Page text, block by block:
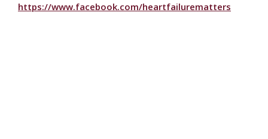
https://www.facebook.com/heartfailurematters